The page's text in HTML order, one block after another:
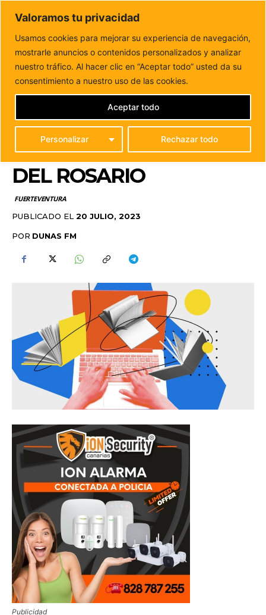
Valoramos tu privacidad
Usamos cookies para mejorar su experiencia de navegación,
mostrarle anuncios o contenidos personalizados y analizar
nuestro tráfico. Al hacer clic en “Aceptar todo” usted da su
consentimiento a nuestro uso de las cookies.
Personalizar Rechazar todo
Aceptar todo
DUNAS FM
Tu informacion de forma cercana
Inicio FUERTEVENTURA
El 23 de julio finaliza el plazo para
solicitar las ayudas escolares...
EL 23 DE JULIO FINALIZA
EL PLAZO PARA
SOLICITAR LAS AYUDAS
ESCOLARES DE PUERTO
DEL ROSARIO
FUERTEVENTURA
PUBLICADO EL 20 JULIO, 2023
POR DUNAS FM
Publicidad